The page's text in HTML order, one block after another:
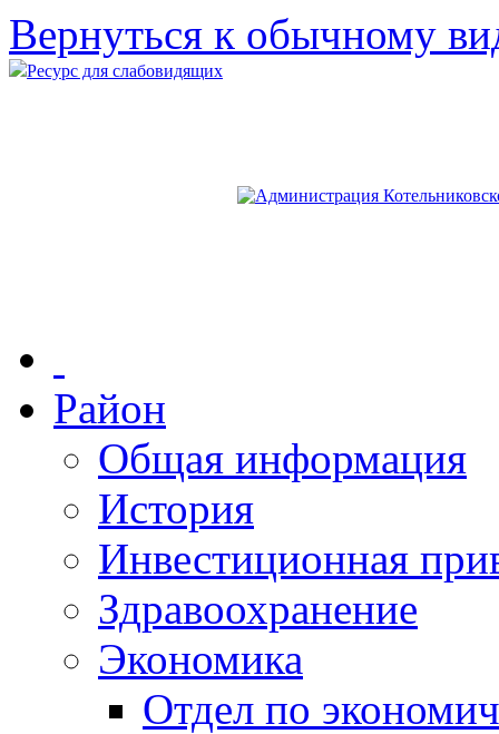
Вернуться к обычному
Ресурс для слабовидящих
Район
Общая информация
История
Инвестиционная
Здравоохранение
Экономика
Отдел по